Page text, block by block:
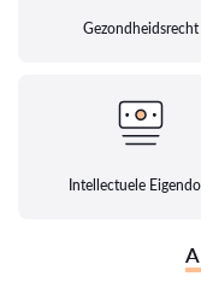
Gezondheidsrecht
Intellectuele